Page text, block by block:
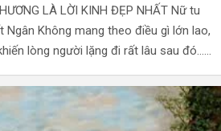
LÀ LỜI KINH ĐẸP NHẤT Nữ tu
Ngân Không mang theo điều gì lớn lao,
lòng người lặng đi rất lâu sau đó……